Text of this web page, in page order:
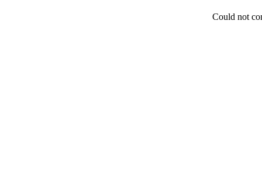
Could not